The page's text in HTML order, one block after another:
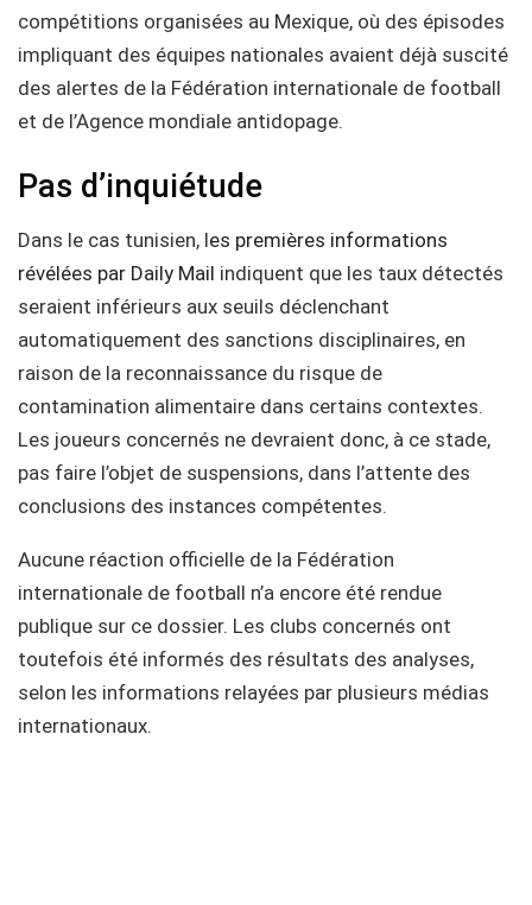
compétitions organisées au Mexique, où des épisodes
impliquant des équipes nationales avaient déjà suscité
des alertes de la Fédération internationale de football
et de l’Agence mondiale antidopage.
Pas d’inquiétude
Dans le cas tunisien, les premières informations
révélées par Daily Mail indiquent que les taux détectés
seraient inférieurs aux seuils déclenchant
automatiquement des sanctions disciplinaires, en
raison de la reconnaissance du risque de
contamination alimentaire dans certains contextes.
Les joueurs concernés ne devraient donc, à ce stade,
pas faire l’objet de suspensions, dans l’attente des
conclusions des instances compétentes.
Aucune réaction officielle de la Fédération
internationale de football n’a encore été rendue
publique sur ce dossier. Les clubs concernés ont
toutefois été informés des résultats des analyses,
selon les informations relayées par plusieurs médias
internationaux.